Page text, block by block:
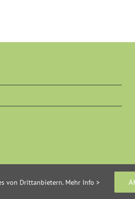
von Drittanbietern. Mehr Info >